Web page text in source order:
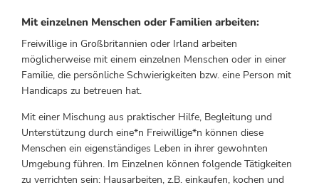
Mit einzelnen Menschen oder Familien arbeiten:
Freiwillige in Großbritannien oder Irland arbeiten
möglicherweise mit einem einzelnen Menschen oder in einer
Familie, die persönliche Schwierigkeiten bzw. eine Person mit
Handicaps zu betreuen hat.
Mit einer Mischung aus praktischer Hilfe, Begleitung und
Unterstützung durch eine*n Freiwillige*n können diese
Menschen ein eigenständiges Leben in ihrer gewohnten
Umgebung führen. Im Einzelnen können folgende Tätigkeiten
zu verrichten sein: Hausarbeiten, z.B. einkaufen, kochen und